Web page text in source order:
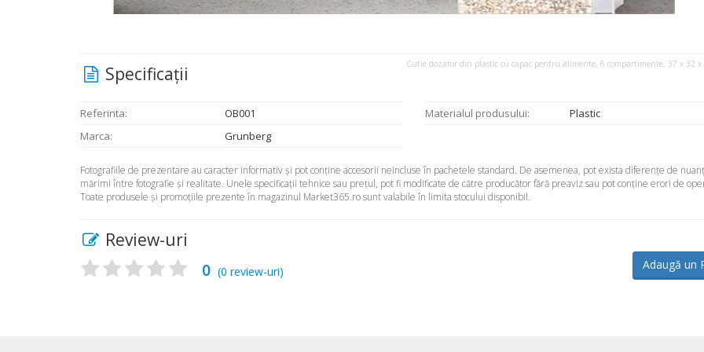
Cutie dozator din plastic cu capac pentru alimente, 6 compartimente, 37 x 32 x
Specificaţii
Referinta:
OB001
Marca:
Grunberg
Materialul produsului: Plastic
Fotografiile de prezentare au caracter informativ şi pot conţine accesorii neincluse în pachetele standard. De asemenea, pot exista diferenţe de
mărimi între fotografie şi realitate. Unele specificaţii tehnice sau preţul, pot fi modificate de către producător fără preaviz sau pot conţine erori de
Toate produsele şi promoţiile prezente în magazinul Market365.ro sunt valabile în limita stocului disponibil.
Review-uri
Adaugă un
0 (0 review-uri)